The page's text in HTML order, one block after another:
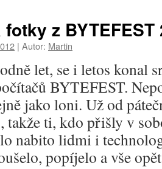
z BYTEFEST
| Autor: Martin
let, se i letos konal
BYTEFEST.
jako loni. Už od
takže ti, kdo přišly v
nabito lidmi i
popíjelo a vše